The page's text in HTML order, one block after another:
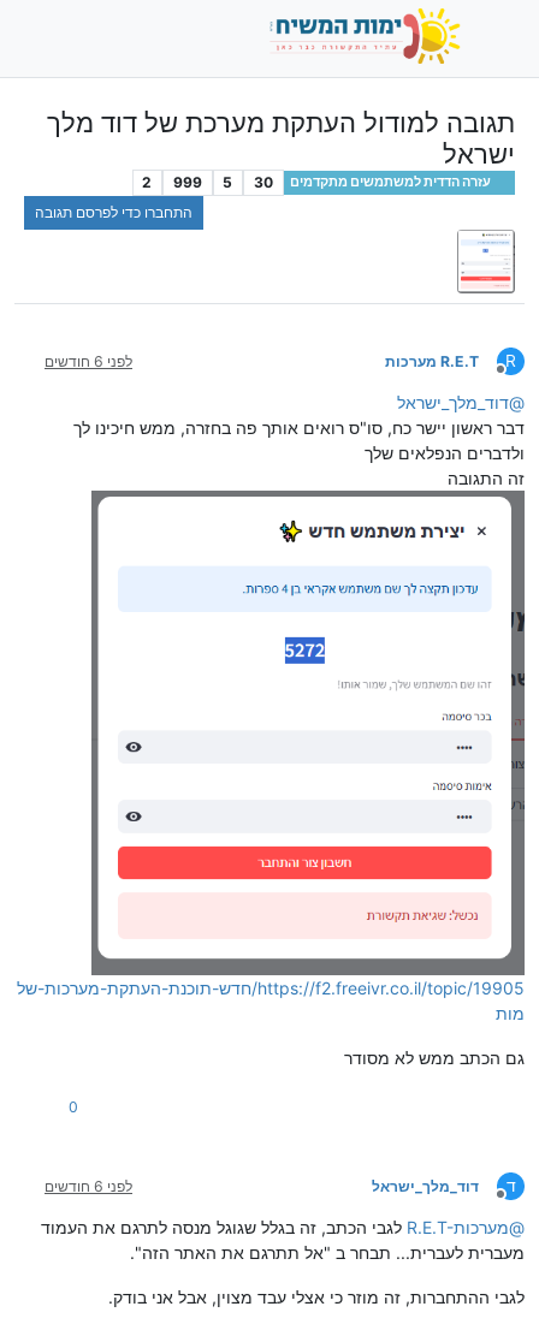
תגובה למודול העתקת מערכת של דוד מלך
ישראל
עזרה הדדית למשתמשים מתקדמים 30
5
999
2
התחברו כדי לפרסם תגובה
R
מנותק
R.E.T מערכות לפני 6 חודשים
@דוד_מלך_ישראל
דבר ראשון יישר כח, סו"ס רואים אותך פה בחזרה, ממש חיכינו לך
ולדברים הנפלאים שלך
זה התגובה
https://f2.freeivr.co.il/topic/19905/חדש-תוכנת-העתקת-מערכות-של
מות
גם הכתב ממש לא מסודר
0
ד
מנותק
דוד_מלך_ישראל לפני 6 חודשים
@R.E.T-מערכות
לגבי הכתב, זה בגלל שגוגל מנסה לתרגם את העמוד
מעברית לעברית... תבחר ב "אל תתרגם את האתר הזה".
לגבי ההתחברות, זה מוזר כי אצלי עבד מצוין, אבל אני בודק.